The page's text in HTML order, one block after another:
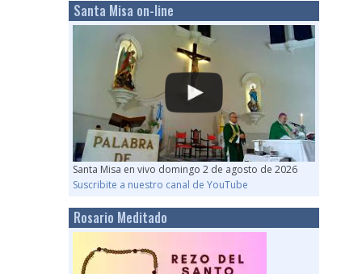
Santa Misa on-line
Santa Misa en vivo domingo 2 de agosto de 2026
Suscribite a nuestro canal de YouTube
Rosario Meditado